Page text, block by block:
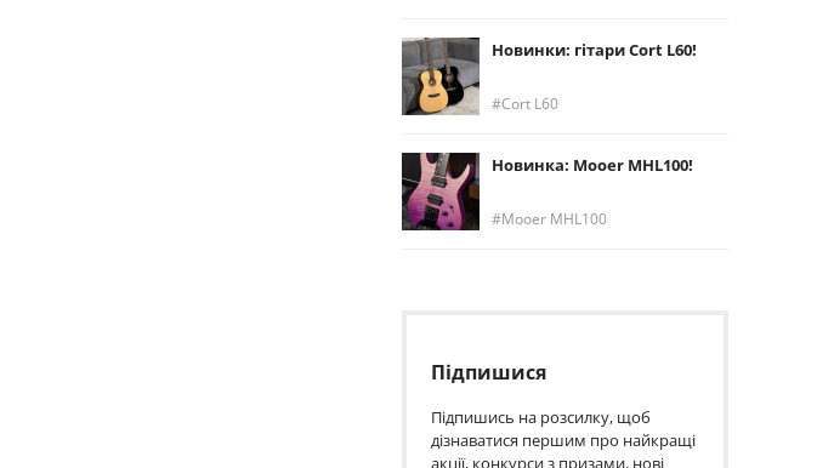
Новинки: гітари Cort L60!
Cort L60
Новинка: Mooer MHL100!
Mooer MHL100
Підпишися
Підпишись на розсилку, щоб
дізнаватися першим про найкращі
акції, конкурси з призами, нові